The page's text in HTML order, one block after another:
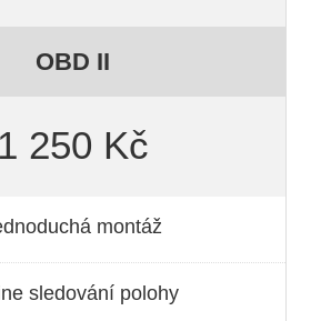
OBD II
1 250 Kč
montáž
sledování polohy